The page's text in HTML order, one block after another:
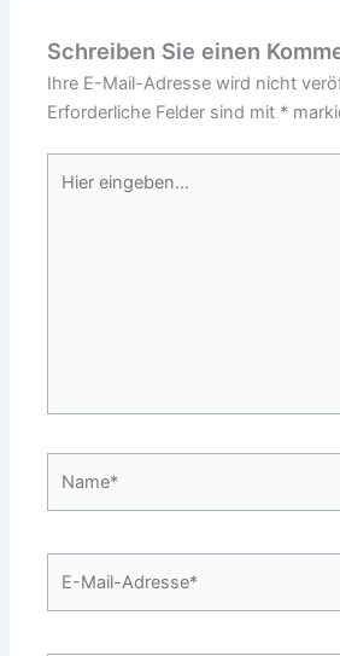
Schreiben Sie einen
Ihre E-Mail-Adresse wird nicht
Erforderliche Felder sind mit *
eingeben…
Mail-